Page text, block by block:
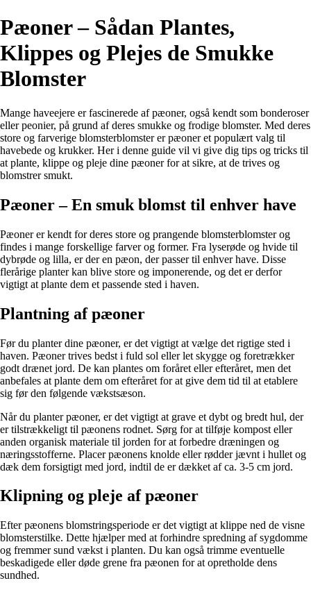
Pæoner – Sådan Plantes,
Klippes og Plejes de Smukke
Blomster
Mange haveejere er fascinerede af pæoner, også kendt som bonderoser
eller peonier, på grund af deres smukke og frodige blomster. Med deres
store og farverige blomsterblomster er pæoner et populært valg til
havebede og krukker. Her i denne guide vil vi give dig tips og tricks til
at plante, klippe og pleje dine pæoner for at sikre, at de trives og
blomstrer smukt.
Pæoner – En smuk blomst til enhver have
Pæoner er kendt for deres store og prangende blomsterblomster og
findes i mange forskellige farver og former. Fra lyserøde og hvide til
dybrøde og lilla, er der en pæon, der passer til enhver have. Disse
flerårige planter kan blive store og imponerende, og det er derfor
vigtigt at plante dem et passende sted i haven.
Plantning af pæoner
Før du planter dine pæoner, er det vigtigt at vælge det rigtige sted i
haven. Pæoner trives bedst i fuld sol eller let skygge og foretrækker
godt drænet jord. De kan plantes om foråret eller efteråret, men det
anbefales at plante dem om efteråret for at give dem tid til at etablere
sig før den følgende vækstsæson.
Når du planter pæoner, er det vigtigt at grave et dybt og bredt hul, der
er tilstrækkeligt til pæonens rodnet. Sørg for at tilføje kompost eller
anden organisk materiale til jorden for at forbedre dræningen og
næringsstofferne. Placer pæonens knolde eller rødder jævnt i hullet og
dæk dem forsigtigt med jord, indtil de er dækket af ca. 3-5 cm jord.
Klipning og pleje af pæoner
Efter pæonens blomstringsperiode er det vigtigt at klippe ned de visne
blomsterstilke. Dette hjælper med at forhindre spredning af sygdomme
og fremmer sund vækst i planten. Du kan også trimme eventuelle
beskadigede eller døde grene fra pæonen for at opretholde dens
sundhed.